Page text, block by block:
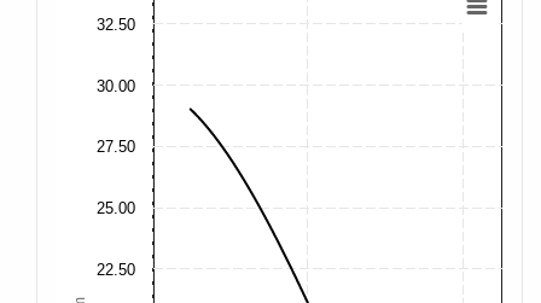
22.50
25.00
27.50
30.00
32.50